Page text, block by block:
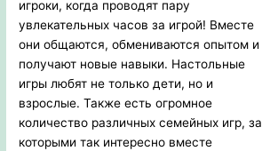
игроки, когда проводят пару
увлекательных часов за игрой! Вместе
они общаются, обмениваются опытом и
получают новые навыки. Настольные
игры любят не только дети, но и
взрослые. Также есть огромное
количество различных семейных игр, за
которыми так интересно вместе